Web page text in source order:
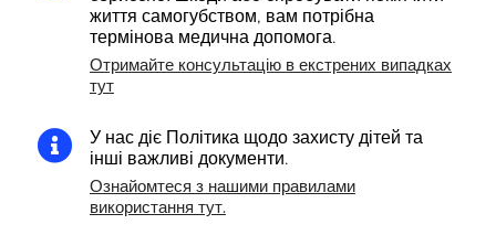
життя самогубством, вам потрібна
термінова медична допомога.
Отримайте консультацію в екстрених випадках
тут

У нас діє Політика щодо захисту дітей та
інші важливі документи.
Ознайомтеся з нашими правилами
використання тут.